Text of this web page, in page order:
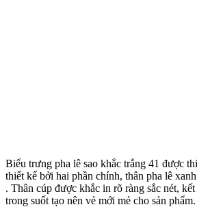
Biểu trưng pha lê sao khắc trắng 41 được
thiết kế bởi hai phần chính, thân pha lê
. Thân cúp được khắc in rõ ràng sắc nét,
trong suốt tạo nên vẻ mới mẻ cho sản phẩm.